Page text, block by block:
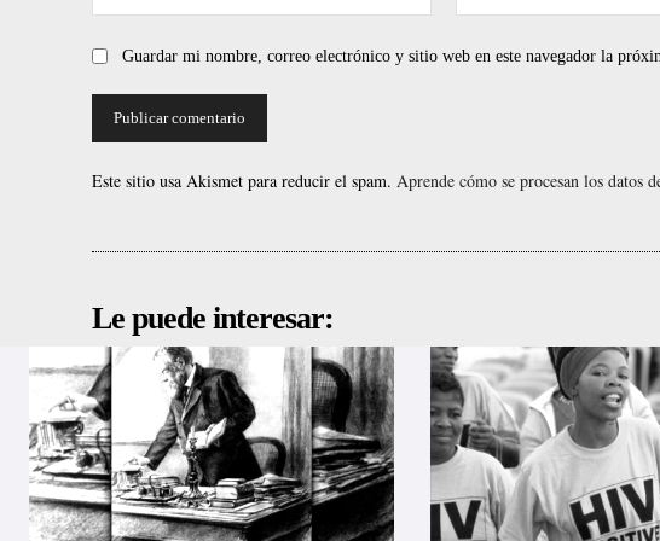
Guardar mi nombre, correo electrónico y sitio web en este navegador la
Este sitio usa Akismet para reducir el spam. Aprende cómo se procesan los datos
Le puede interesar: